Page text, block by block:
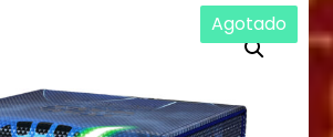
Agotado